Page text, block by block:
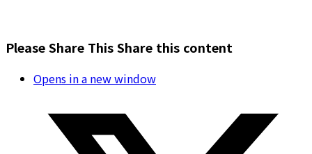
Please Share ThisShare this content
Opens in a new window